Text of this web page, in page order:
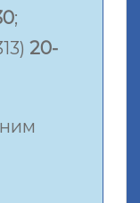
;
20-